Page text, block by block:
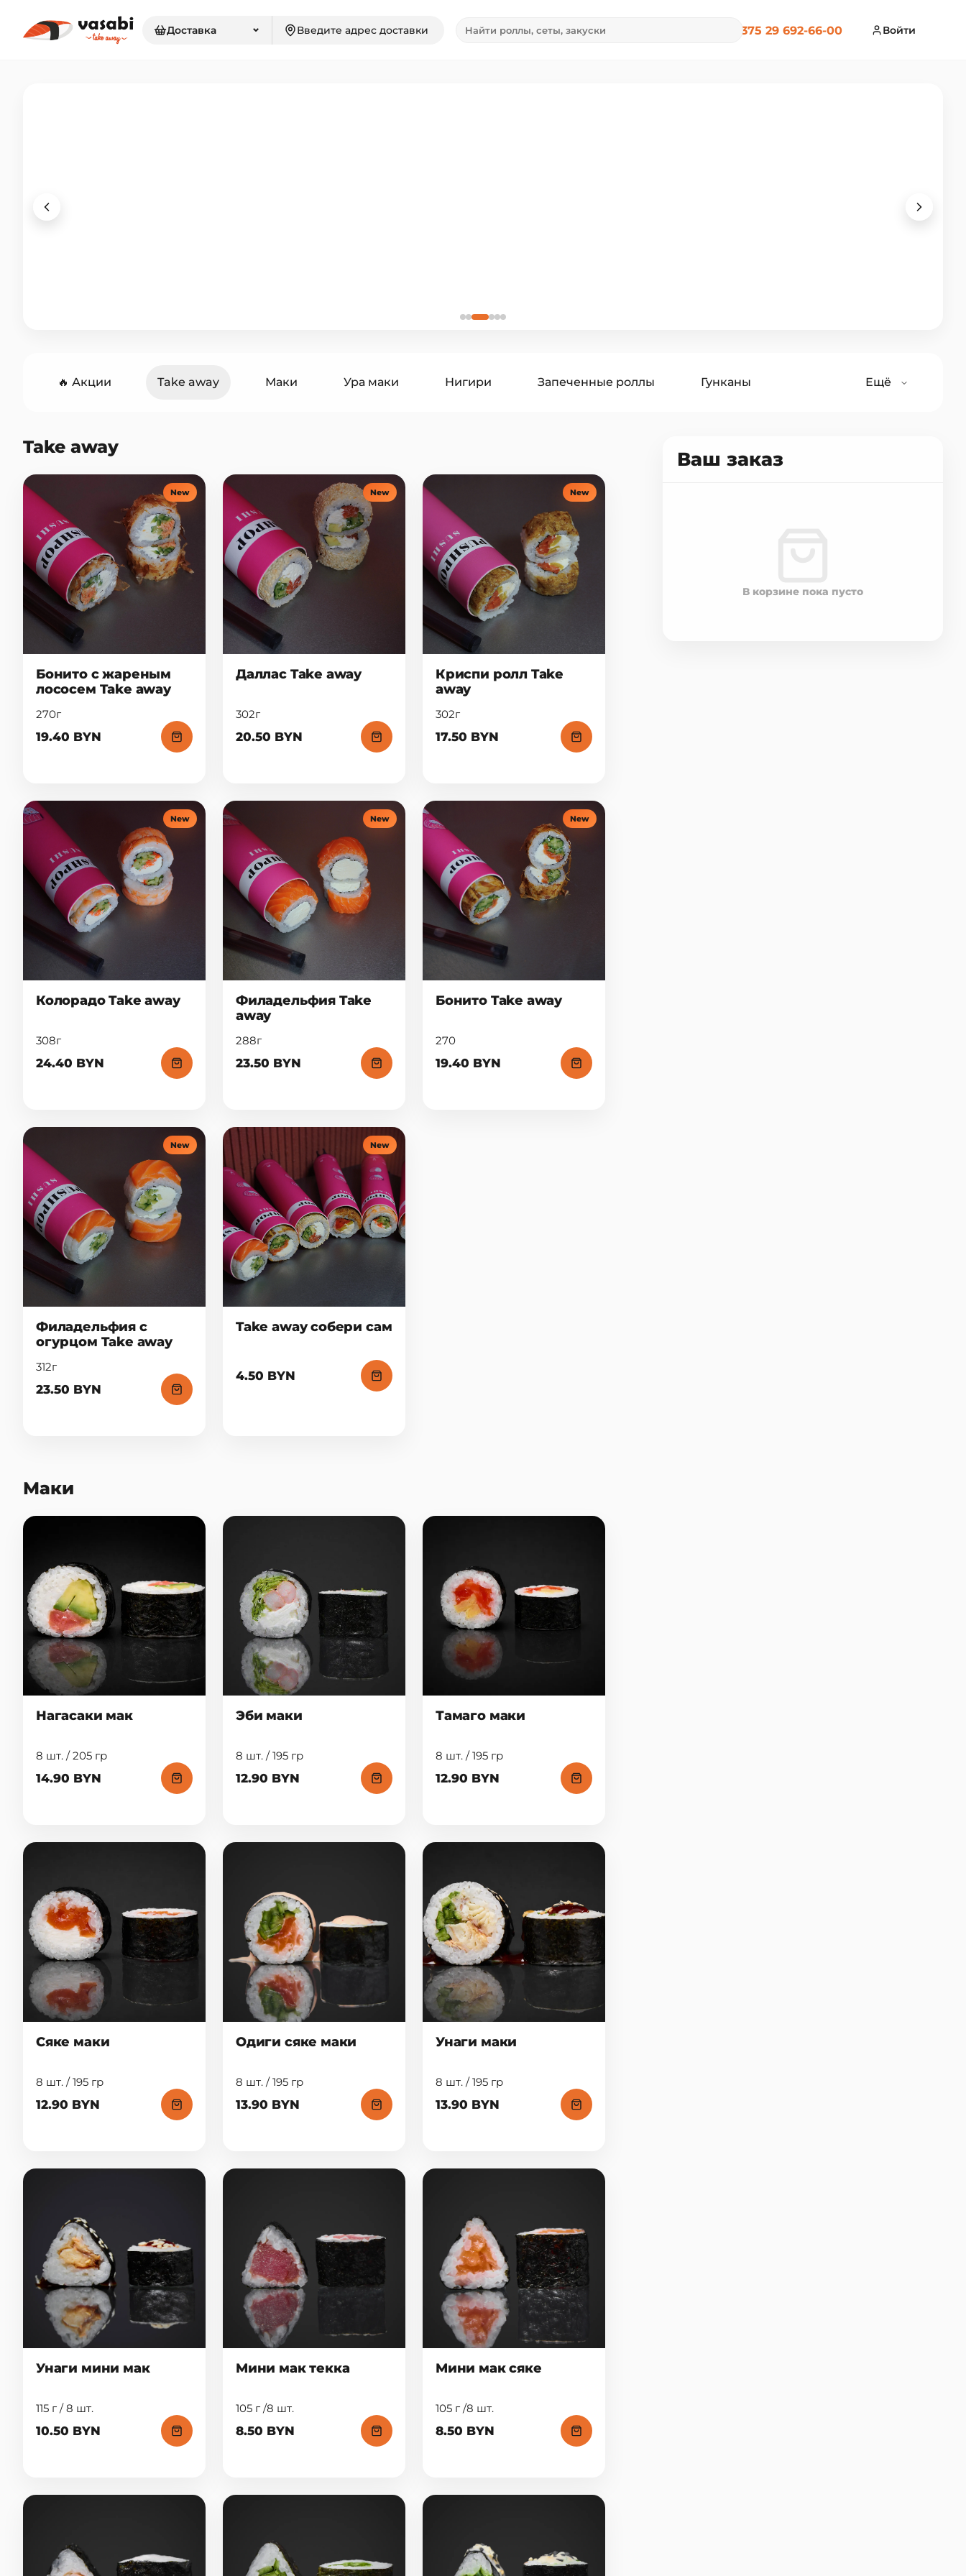
Доставка ⌄ +375 29 692-66-00 Войти
🔥 Акции Take away Маки Ура маки Нигири Запеченные роллы Гунканы
Горячие блюда
Ещё
Take away
New
Бонито с жареным
лососем Take away
270г
19.40 BYN
New
Даллас Take away
302г
20.50 BYN
New
Криспи ролл Take
away
302г
17.50 BYN
New
Колорадо Take away
308г
24.40 BYN
New
Филадельфия Take
away
288г
23.50 BYN
New
Бонито Take away
270
19.40 BYN
New
Филадельфия с
огурцом Take away
312г
23.50 BYN
New
Take away собери сам
4.50 BYN
Маки
Нагасаки мак
8 шт. / 205 гр
14.90 BYN
Эби маки
8 шт. / 195 гр
12.90 BYN
Тамаго маки
8 шт. / 195 гр
12.90 BYN
Сяке маки
8 шт. / 195 гр
12.90 BYN
Одиги сяке маки
8 шт. / 195 гр
13.90 BYN
Унаги маки
8 шт. / 195 гр
13.90 BYN
Унаги мини мак
115 г / 8 шт.
10.50 BYN
Мини мак текка
105 г /8 шт.
8.50 BYN
Мини мак сяке
105 г /8 шт.
8.50 BYN
Ваш заказ
В корзине пока пусто